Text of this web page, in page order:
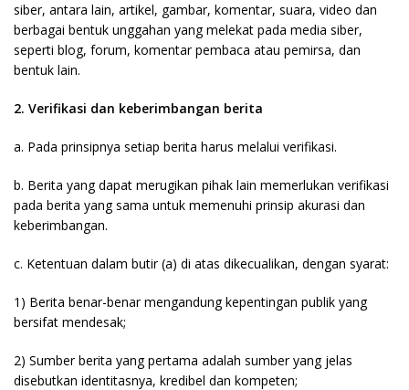
siber, antara lain, artikel, gambar, komentar, suara, video dan
berbagai bentuk unggahan yang melekat pada media siber,
seperti blog, forum, komentar pembaca atau pemirsa, dan
bentuk lain.
2. Verifikasi dan keberimbangan berita
a. Pada prinsipnya setiap berita harus melalui verifikasi.
b. Berita yang dapat merugikan pihak lain memerlukan verifikasi
pada berita yang sama untuk memenuhi prinsip akurasi dan
keberimbangan.
c. Ketentuan dalam butir (a) di atas dikecualikan, dengan syarat:
1) Berita benar-benar mengandung kepentingan publik yang
bersifat mendesak;
2) Sumber berita yang pertama adalah sumber yang jelas
disebutkan identitasnya, kredibel dan kompeten;